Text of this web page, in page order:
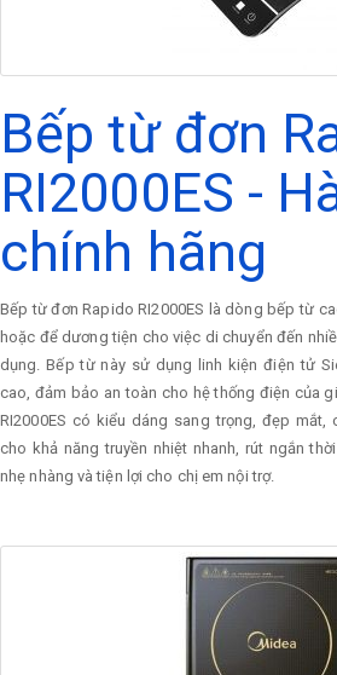
Bếp từ đơn
RI2000ES -
chính hãng
Bếp từ đơn Rapido RI2000ES là dòng bếp từ
hoặc để dương tiện cho việc di chuyển đến
dụng. Bếp từ này sử dụng linh kiện điện tử
cao, đảm bảo an toàn cho hệ thống điện của
RI2000ES có kiểu dáng sang trọng, đẹp mắt,
cho khả năng truyền nhiệt nhanh, rút ngắn
nhẹ nhàng và tiện lợi cho chị em nội trợ.